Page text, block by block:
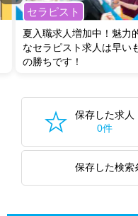
セラピスト
夏入職求人増加中！魅力
なセラピスト求人は早い
の勝ちです！
保存した求人
0件
保存した検索